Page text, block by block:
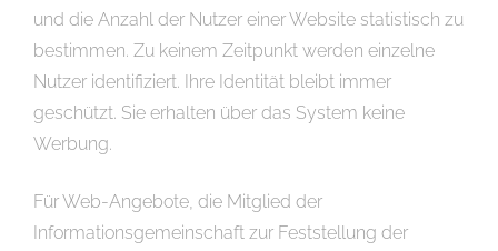
und die Anzahl der Nutzer einer Website statistisch zu
bestimmen. Zu keinem Zeitpunkt werden einzelne
Nutzer identifiziert. Ihre Identität bleibt immer
geschützt. Sie erhalten über das System keine
Werbung.
Für Web-Angebote, die Mitglied der
Informationsgemeinschaft zur Feststellung der